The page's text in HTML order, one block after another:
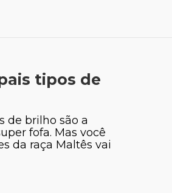
tipos de
de brilho são a
fofa. Mas você
da raça Maltês vai